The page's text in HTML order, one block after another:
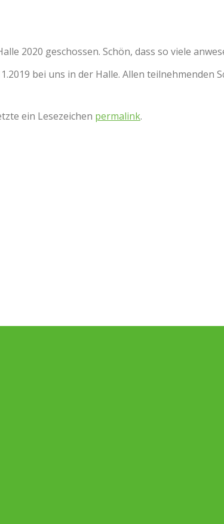
2020 geschossen. Schön, dass so viele
bei uns in der Halle. Allen teilnehmenden
ein Lesezeichen permalink.